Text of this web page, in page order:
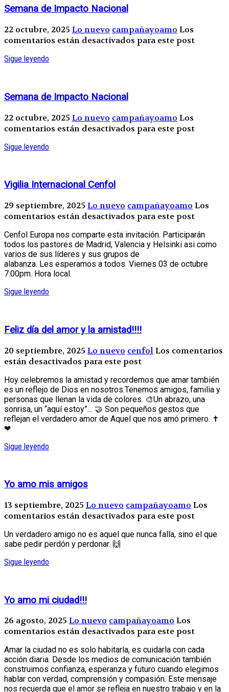
Semana de Impacto Nacional
22 octubre, 2025 Lo nuevo campañayoamo Los
comentarios están desactivados para este post
Sigue leyendo
Semana de Impacto Nacional
22 octubre, 2025 Lo nuevo campañayoamo Los
comentarios están desactivados para este post
Sigue leyendo
Vigilia Internacional Cenfol
29 septiembre, 2025 Lo nuevo campañayoamo Los
comentarios están desactivados para este post
Cenfol Europa nos comparte esta invitación. Participarán
todos los pastores de Madrid, Valencia y Helsinki asi como
varios de sus líderes y sus grupos de
alabanza. Les esperamos a todos. Viernes 03 de octubre
7:00pm. Hora local.
Sigue leyendo
Feliz día del amor y la amistad!!!!
20 septiembre, 2025 Lo nuevo cenfolLos comentarios
están desactivados para este post
Hoy celebremos la amistad y recordemos que amar también
es un reflejo de Dios en nosotros.Tenemos amigos, familia y
personas que llenan la vida de colores. 🎨Un abrazo, una
sonrisa, un “aquí estoy”… 🤝 Son pequeños gestos que
reflejan el verdadero amor de Aquel que nos amó primero. ✝
❤
Sigue leyendo
Yo amo mis amigos
13 septiembre, 2025 Lo nuevo campañayoamo Los
comentarios están desactivados para este post
Un verdadero amigo no es aquel que nunca falla, sino el que
sabe pedir perdón y perdonar. 🙌
Sigue leyendo
Yo amo mi ciudad!!!
26 agosto, 2025 Lo nuevo campañayoamo Los
comentarios están desactivados para este post
Amar la ciudad no es solo habitarla, es cuidarla con cada
acción diaria. Desde los medios de comunicación también
construimos confianza, esperanza y futuro cuando elegimos
hablar con verdad, comprensión y compasión. Este mensaje
nos recuerda que el amor se refleja en nuestro trabajo y en la